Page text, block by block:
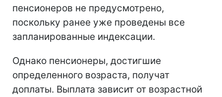
пенсионеров не предусмотрено,
поскольку ранее уже проведены все
запланированные индексации.
Однако пенсионеры, достигшие
определенного возраста, получат
доплаты. Выплата зависит от возрастной